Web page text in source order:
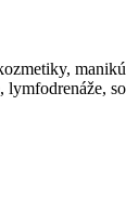
lymfodrenáže,